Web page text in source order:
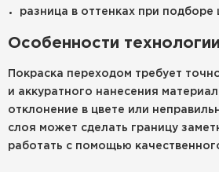
разница в оттенках при подборе
Особенности технологии
Покраска переходом требует
и аккуратного нанесения
отклонение в цвете или
слоя может сделать границу
работать с помощью